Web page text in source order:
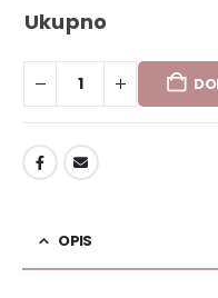
Ukupno
OPIS